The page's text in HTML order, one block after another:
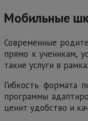
Мобильные
Современные
прямо к ученикам,
такие услуги в
Гибкость формата
программы
ценит удобство и